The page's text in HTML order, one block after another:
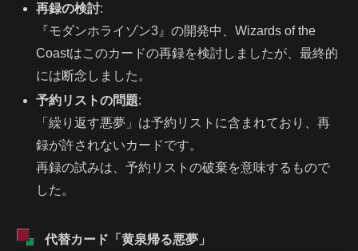
再録の検討:
『モダンホライゾン3』の開発中、Wizards of the
Coastはこのカードの再録を検討しましたが、最終的
には断念しました。
予約リストの問題:
「繰り返す悪夢」は予約リストに含まれており、再
録が許されないカードです。
再録の試みは、予約リストの破棄を意味するもので
した。
代替カード「黄泉帰る悪夢」